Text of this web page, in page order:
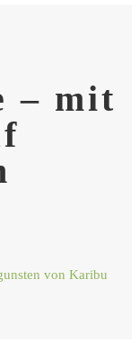
– mit
von Karibu